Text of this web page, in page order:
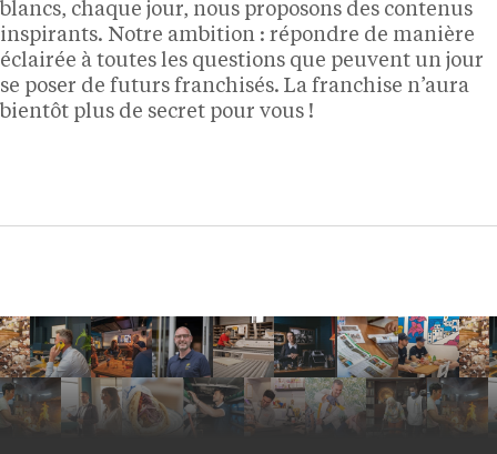
blancs, chaque jour, nous proposons des contenus
inspirants. Notre ambition : répondre de manière
éclairée à toutes les questions que peuvent un jour
se poser de futurs franchisés. La franchise n’aura
bientôt plus de secret pour vous !